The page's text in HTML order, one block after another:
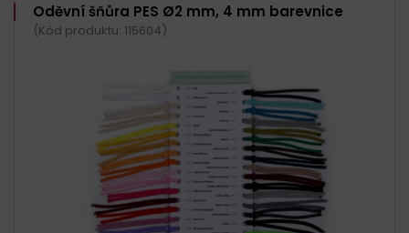
Oděvní šňůra PES Ø2 mm, 4 mm barevnice
(Kód produktu: 115604)